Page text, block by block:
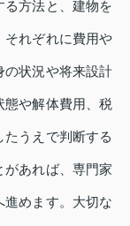
る方法と、建物を
それぞれに費用や
の状況や将来設計
態や解体費用、税
うえで判断する
があれば、専門家
進めます。大切な